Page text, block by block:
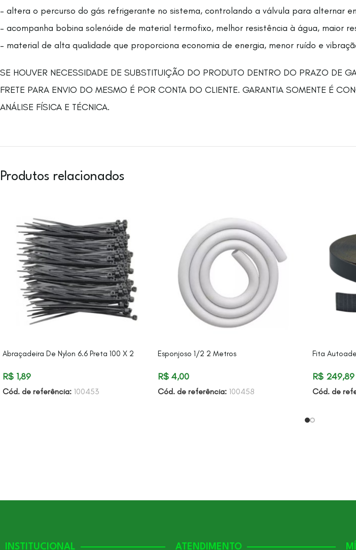
– altera o percurso do gás refrigerante no sistema, controlando a válvula para alternar
– acompanha bobina solenóide de material termofixo, melhor resistência à água, maior
– material de alta qualidade que proporciona economia de energia, menor ruído e
SE HOUVER NECESSIDADE DE SUBSTITUIÇÃO DO PRODUTO DENTRO DO PRAZO DE
FRETE PARA ENVIO DO MESMO É POR CONTA DO CLIENTE. GARANTIA SOMENTE É
ANÁLISE FÍSICA E TÉCNICA.
Produtos relacionados
Abraçadeira De Nylon 6.6 Preta 100 X 2
R$ 1,89
Cód. de referência: 100453
Esponjoso 1/2 2 Metros
R$4,00
Cód. de referência: 100458
Fita
R$ 249,89
Cód. de
INSTITUCIONAL ATENDIMENTO